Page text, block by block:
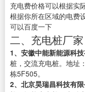
充电费价格可以根据实
根据你所在区域的电费
可以百度一下
二、充电桩厂家
1、安徽中能新能源科
桩，交流充电桩。地址
栋5F505。
2、北京昊瑞昌科技有